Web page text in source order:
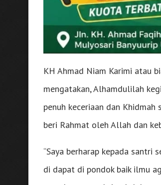
KH Ahmad Niam Karimi atau
mengatakan, Alhamdulilah
penuh keceriaan dan
beri Rahmat oleh Allah dan
“Saya berharap kepada
di dapat di pondok baik ilmu